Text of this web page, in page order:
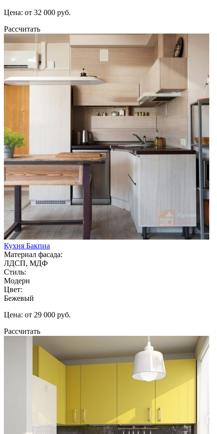
Цена: от 32 000 руб.
Рассчитать
Кухня Бакпиа
Материал фасада:
ЛДСП, МДФ
Стиль:
Модерн
Цвет:
Бежевый
Цена: от 29 000 руб.
Рассчитать